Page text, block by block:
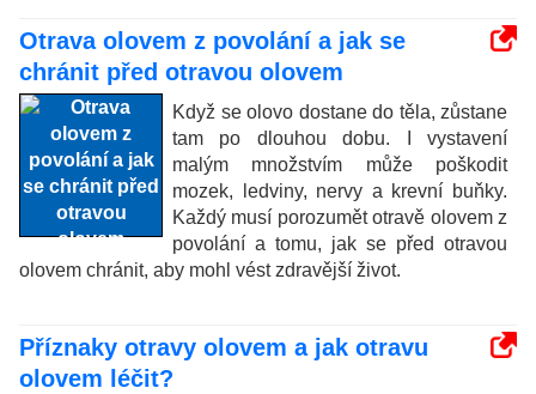
Otrava olovem z povolání a jak se
chránit před otravou olovem
Když se olovo dostane do těla, zůstane
tam po dlouhou dobu. I vystavení
malým množstvím může poškodit
mozek, ledviny, nervy a krevní buňky.
Každý musí porozumět otravě olovem z
povolání a tomu, jak se před otravou
olovem chránit, aby mohl vést zdravější život.
Příznaky otravy olovem a jak otravu
olovem léčit?